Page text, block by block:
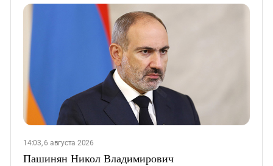
14:03, 6 августа 2026
Пашинян Никол Владимирович